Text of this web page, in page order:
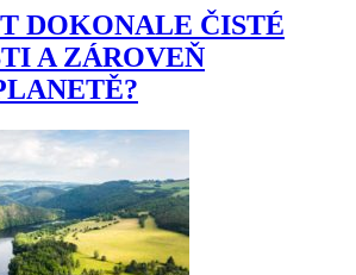
DOKONALE ČISTÉ
A ZÁROVEŇ